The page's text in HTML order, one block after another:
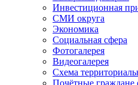
Инвестиционная
СМИ округа
Экономика
Социальная сфера
Фотогалерея
Видеогалерея
Схема